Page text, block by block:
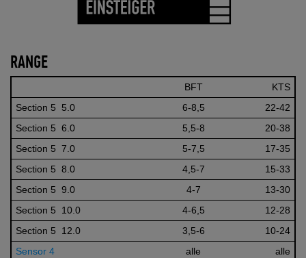
RANGE
BFT
KTS
Section 5 5.0
6-8,5
22-42
Section 5 6.0
5,5-8
20-38
Section 5 7.0
5-7,5
17-35
Section 5 8.0
4,5-7
15-33
Section 5 9.0
4-7
13-30
Section 5 10.0
4-6,5
12-28
Section 5 12.0
3,5-6
10-24
Sensor 4
alle
alle